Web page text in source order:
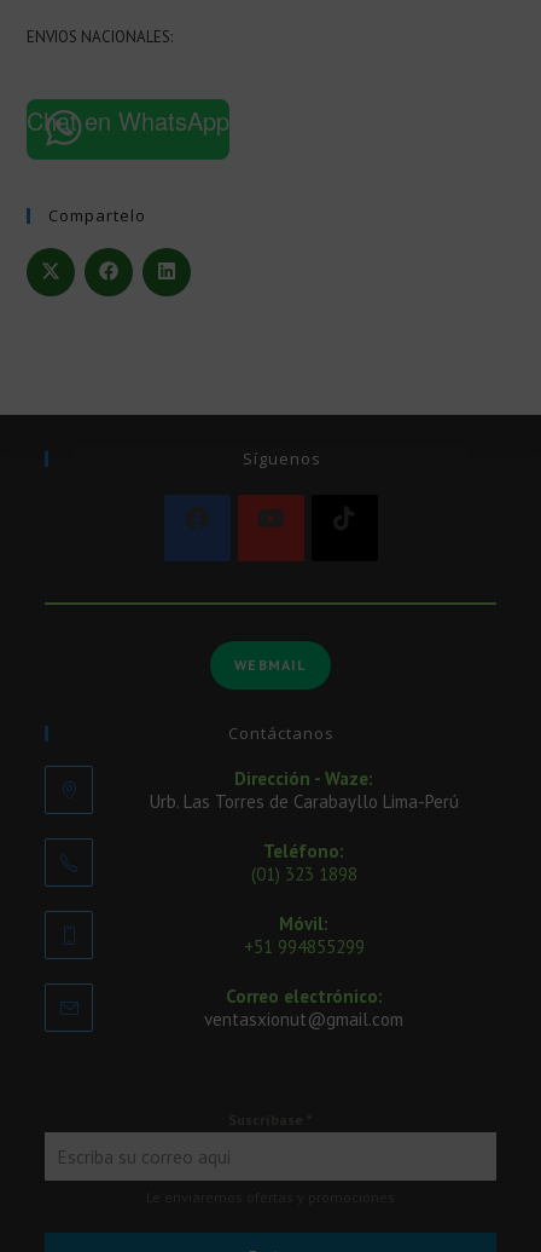
ENVIOS NACIONALES:
Chat en WhatsApp
Compartelo
Síguenos
WEBMAIL
Contáctanos
Dirección - Waze:
Urb. Las Torres de Carabayllo Lima-Perú
Teléfono:
(01) 323 1898
Móvil:
+51 994855299
Correo electrónico:
ventasxionut@gmail.com